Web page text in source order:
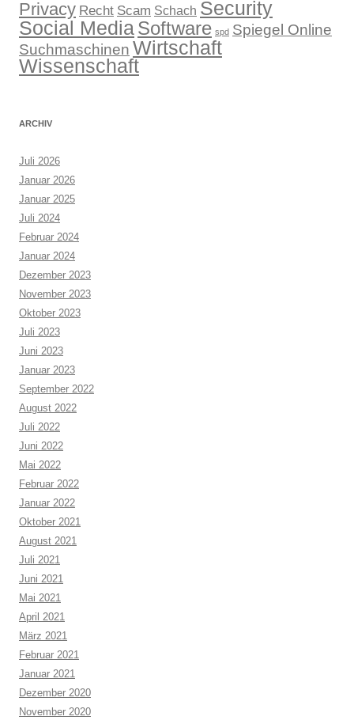
Privacy Recht Scam Schach Security
Social MediaSoftware spd Spiegel Online
Suchmaschinen Wirtschaft
Wissenschaft
ARCHIV
Juli 2026
Januar 2026
Januar 2025
Juli 2024
Februar 2024
Januar 2024
Dezember 2023
November 2023
Oktober 2023
Juli 2023
Juni 2023
Januar 2023
September 2022
August 2022
Juli 2022
Juni 2022
Mai 2022
Februar 2022
Januar 2022
Oktober 2021
August 2021
Juli 2021
Juni 2021
Mai 2021
April 2021
März 2021
Februar 2021
Januar 2021
Dezember 2020
November 2020